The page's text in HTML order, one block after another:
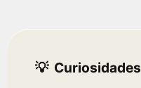
Curiosidades